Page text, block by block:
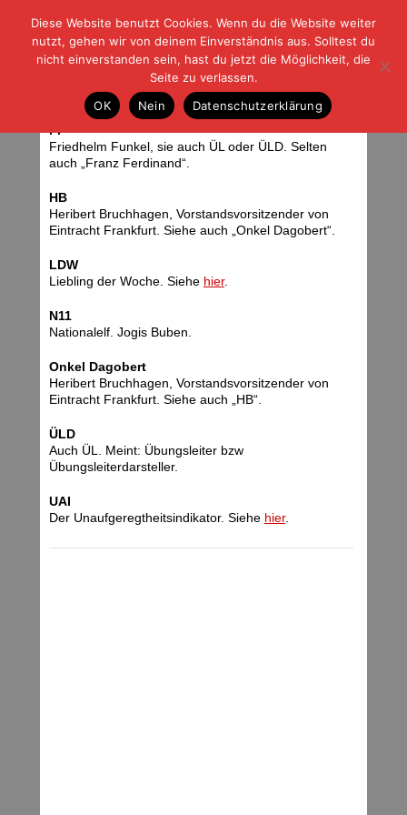
| | |BLOG-GFußball und der Rest
HOME|REGELN|IMPRESSUM |DATENSCHUTZ
BLOG-G Lexikon
FF
Friedhelm Funkel, sie auch ÜL oder ÜLD. Selten
auch „Franz Ferdinand“.
HB
Heribert Bruchhagen, Vorstandsvorsitzender von
Eintracht Frankfurt. Siehe auch „Onkel Dagobert“.
LDW
Liebling der Woche. Siehe hier.
N11
Nationalelf. Jogis Buben.
Onkel Dagobert
Heribert Bruchhagen, Vorstandsvorsitzender von
Eintracht Frankfurt. Siehe auch „HB“.
ÜLD
Auch ÜL. Meint: Übungsleiter bzw
Übungsleiterdarsteller.
UAI
Der Unaufgeregtheitsindikator. Siehe hier.
Diese Website benutzt Cookies. Wenn du die Website weiter
nutzt, gehen wir von deinem Einverständnis aus. Solltest du
nicht einverstanden sein, hast du jetzt die Möglichkeit, die
Seite zu verlassen.
OK
Nein Datenschutzerklärung